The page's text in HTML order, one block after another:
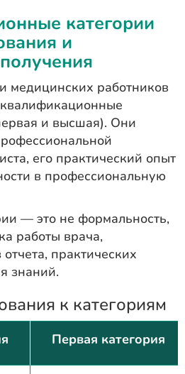
категории
и
медицинских работников
и высшая). Они
его практический опыт
в профессиональную
— это не формальность,
работы врача,
практических
знаний.
к категориям
Первая категория